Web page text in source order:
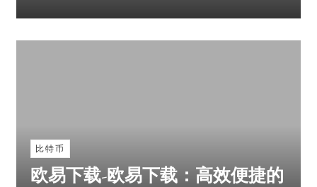
比特币
欧易下载-欧易下载：高效便捷的